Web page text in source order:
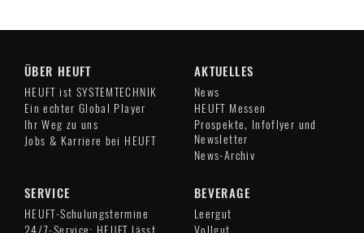
ÜBER HEUFT
HEUFT ist SYSTEMTECHNIK
Ein echter Global Player
Ihr Weg zu uns
Jobs & Karriere bei HEUFT
AKTUELLES
News
HEUFT Messen
Prospekte, Infoflyer und
Newsletter
News-Archiv
SERVICE
HEUFT-Schulungstermine
BEVERAGE
Leergut